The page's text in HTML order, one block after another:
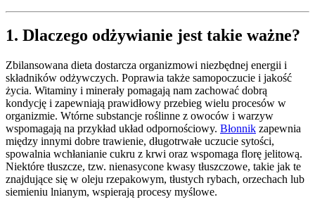
1. Dlaczego odżywianie jest takie ważne?
Zbilansowana dieta dostarcza organizmowi niezbędnej energii i
składników odżywczych. Poprawia także samopoczucie i jakość
życia. Witaminy i minerały pomagają nam zachować dobrą
kondycję i zapewniają prawidłowy przebieg wielu procesów w
organizmie. Wtórne substancje roślinne z owoców i warzyw
wspomagają na przykład układ odpornościowy. Błonnik zapewnia
między innymi dobre trawienie, długotrwałe uczucie sytości,
spowalnia wchłanianie cukru z krwi oraz wspomaga florę jelitową.
Niektóre tłuszcze, tzw. nienasycone kwasy tłuszczowe, takie jak te
znajdujące się w oleju rzepakowym, tłustych rybach, orzechach lub
siemieniu lnianym, wspierają procesy myślowe.